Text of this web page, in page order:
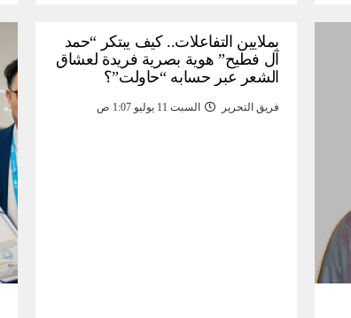
بملايين التفاعلات.. كيف يبتكر “حمد
آل فطيح” هوية بصرية فريدة لعشاق
الشعر عبر حسابه “حاولت”؟
فريق التحرير السبت 11 يوليو 1:07 ص